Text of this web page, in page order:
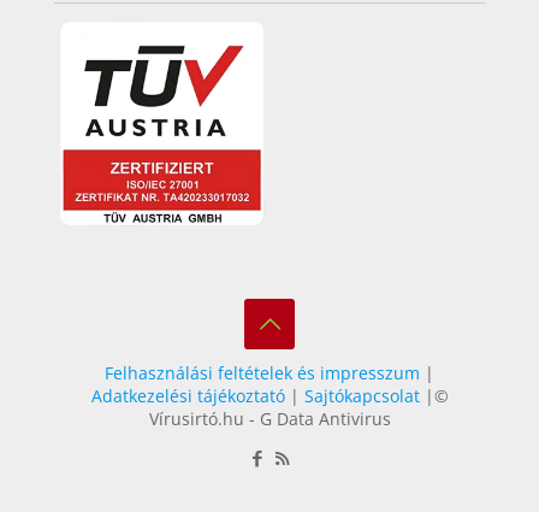
Felhasználási feltételek és impresszum |
Adatkezelési tájékoztató| Sajtókapcsolat|©
Vírusirtó.hu - G Data Antivirus